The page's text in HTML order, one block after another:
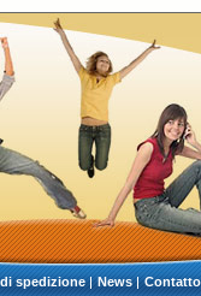
spedizione News Contatto